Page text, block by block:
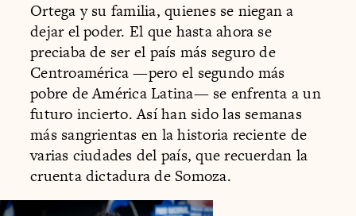
Ortega y su familia, quienes se niegan a
dejar el poder. El que hasta ahora se
preciaba de ser el país más seguro de
Centroamérica —pero el segundo más
pobre de América Latina— se enfrenta a un
futuro incierto. Así han sido las semanas
más sangrientas en la historia reciente de
varias ciudades del país, que recuerdan la
cruenta dictadura de Somoza.